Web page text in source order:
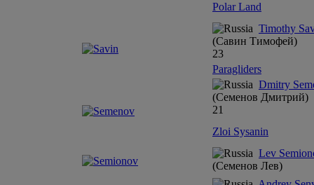
Polar Land
Timothy
(Савин Тимофей)
23
Paragliders
Dmitry
(Семенов Дмитрий)
21
Zloi Sysanin
Lev
(Семенов Лев)